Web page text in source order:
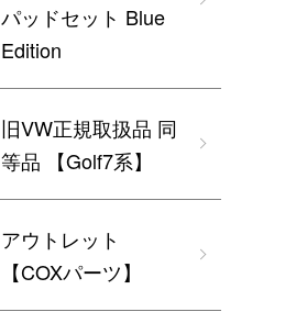
パッドセット Blue
Edition
旧VW正規取扱品 同
等品 【Golf7系】
アウトレット
【COXパーツ】